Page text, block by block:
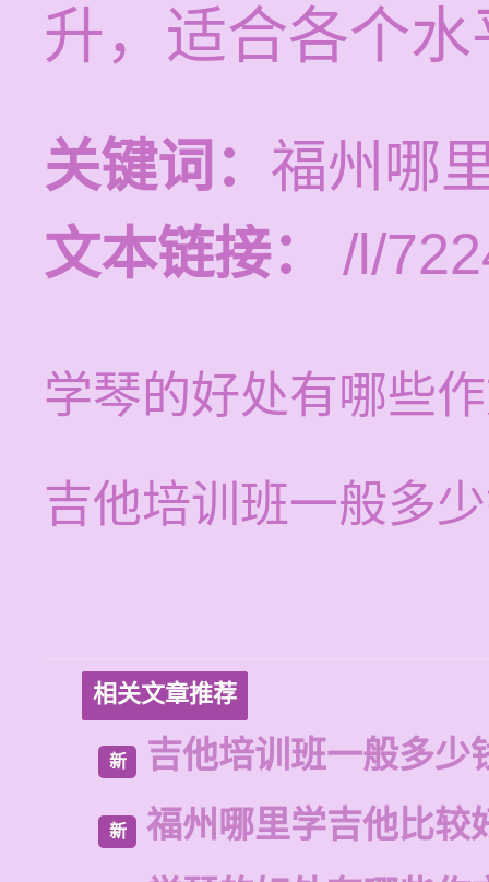
升，适合各个
关键词： 福州哪
文本链接：
/l/
学琴的好处有哪些
吉他培训班一般多
相关文章推荐
新 吉他培训班一般多少
新
福州哪里学吉他比较